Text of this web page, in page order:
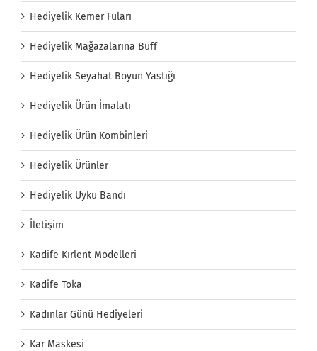
Hediyelik Kemer Fuları
Hediyelik Mağazalarına Buff
Hediyelik Seyahat Boyun Yastığı
Hediyelik Ürün İmalatı
Hediyelik Ürün Kombinleri
Hediyelik Ürünler
Hediyelik Uyku Bandı
İletişim
Kadife Kırlent Modelleri
Kadife Toka
Kadınlar Günü Hediyeleri
Kar Maskesi